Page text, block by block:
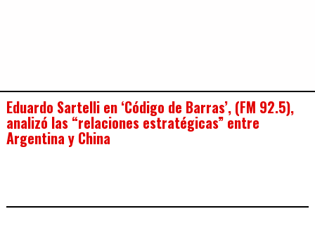
Eduardo Sartelli en ‘Código de Barras’, (FM 92.5),
analizó las “relaciones estratégicas” entre
Argentina y China